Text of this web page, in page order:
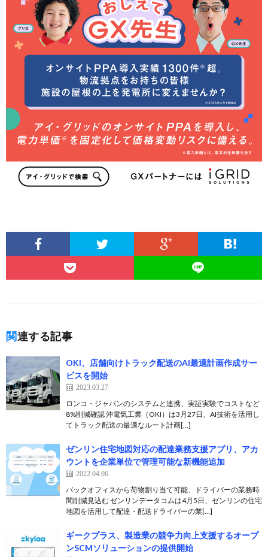
関連する記事
OKI、店舗向けトラック配送のAI最適計画作成サー
ビスを開始
2023.03.27
ロンコ・ジャパンのシステムと連携、実証実験でコストなど
8%削減確認 沖電気工業（OKI）は3月27日、AI技術を活用し
てトラック配送の最適なルート計画[…]
ゼンリン住宅地図対応の配達業務支援アプリ、アカ
ウントを企業単位で管理可能な新機能追加
2022.04.06
バックオフィスから荷物割り当て可能、ドライバーの業務時
間削減見込む ゼンリンデータコムは4月5日、ゼンリンの住宅
地図を活用して配達・配送ドライバーの業[…]
ギークプラス、製造業の競争力向上支援するオープ
ンSCMソリューションの提供開始